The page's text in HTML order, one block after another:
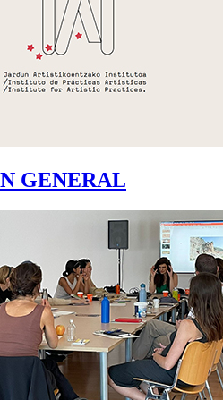
GENERAL